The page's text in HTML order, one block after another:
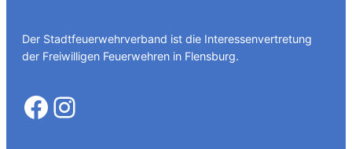
Der Stadtfeuerwehrverband ist die Interessenvertretung
der Freiwilligen Feuerwehren in Flensburg.
Facebook Instagram